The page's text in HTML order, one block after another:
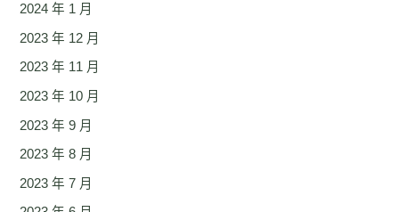
2024 年 1 月
2023 年 12 月
2023 年 11 月
2023 年 10 月
2023 年 9 月
2023 年 8 月
2023 年 7 月